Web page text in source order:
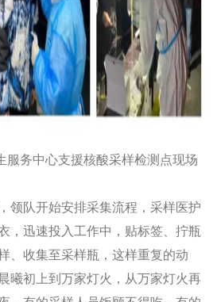
务中心支援核酸采样检测点现场
队开始安排采集流程，采样医护
，迅速投入工作中，贴标签、拧瓶
、收集至采样瓶，这样重复的动
曦初上到万家灯火，从万家灯火再